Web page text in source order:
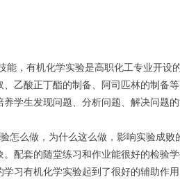
能 ，有机化学实验是高职化工专业开设
乙酸正丁酯的制备、阿司匹林的制备
养学生发现问题、分析问题、解决问题的
怎么做，为什么这么做，影响实验成
配套的随堂练习和作业能很好的检验
习有机化学实验起到了很好的辅助作用